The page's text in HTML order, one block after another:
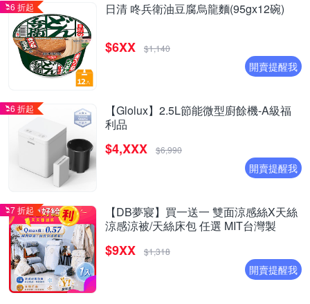
6 折起 日清 咚兵衛油豆腐烏龍麵(95gx12碗)
$6XX $1,140
開賣提醒我
6 折起
【Glolux】2.5L節能微型廚餘機-A級福
利品
$4,XXX $6,990
開賣提醒我
7 折起
【DB夢寢】買一送一 雙面涼感絲X天絲
涼感涼被/天絲床包 任選 MIT台灣製
$9XX $1,318
開賣提醒我